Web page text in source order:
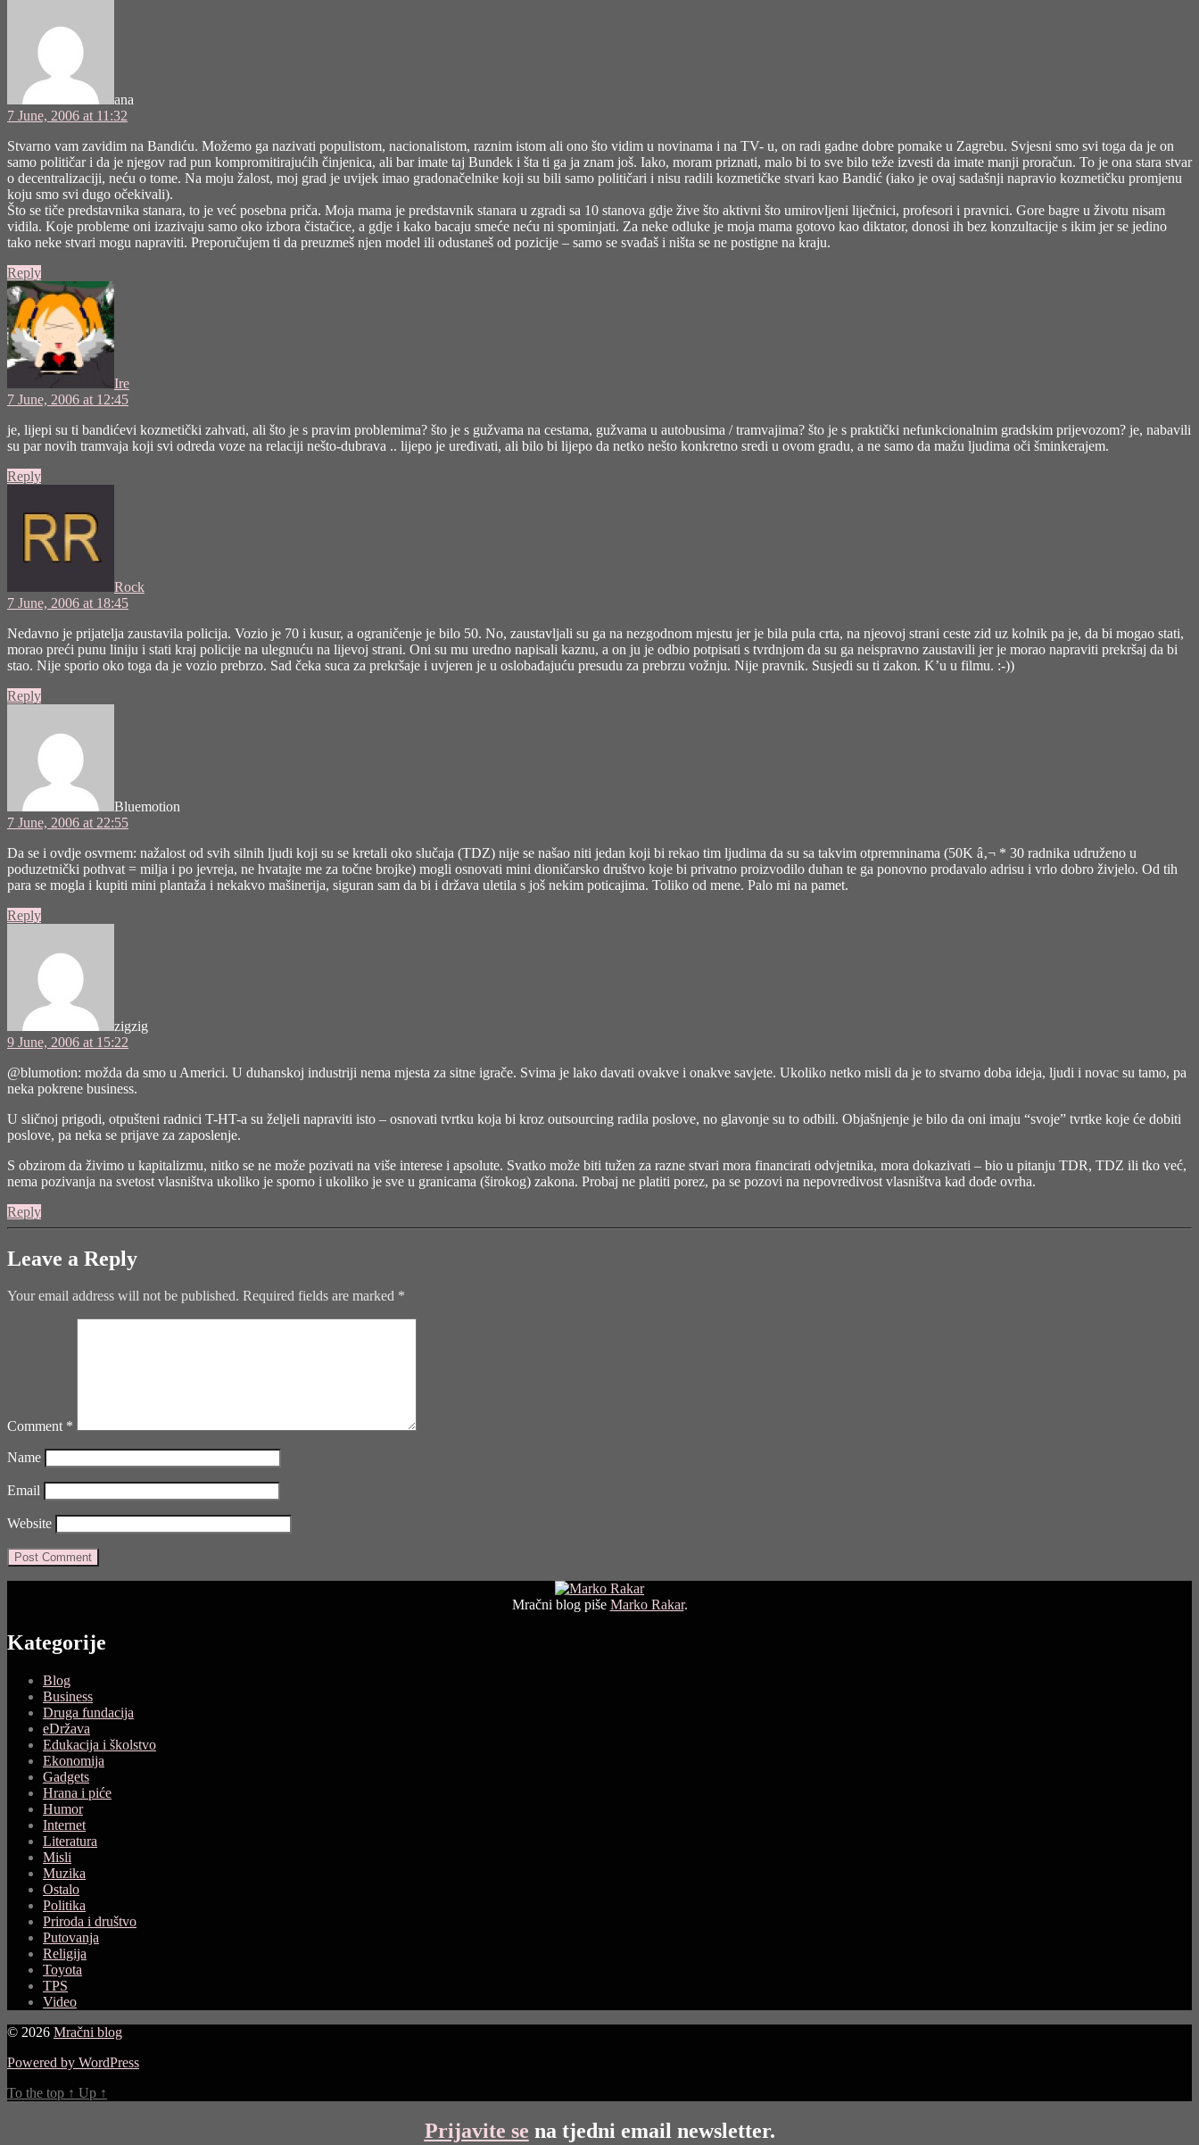
ana
7 June, 2006 at 11:32
Stvarno vam zavidim na Bandiću. Možemo ga nazivati populistom, nacionalistom, raznim istom ali ono što vidim u novinama i na TV- u, on radi gadne dobre pomake u Zagrebu. Svjesni smo svi toga da je on
samo političar i da je njegov rad pun kompromitirajućih činjenica, ali bar imate taj Bundek i šta ti ga ja znam još. Iako, moram priznati, malo bi to sve bilo teže izvesti da imate manji proračun. To je ona stara stvar
o decentralizaciji, neću o tome. Na moju žalost, moj grad je uvijek imao gradonačelnike koji su bili samo političari i nisu radili kozmetičke stvari kao Bandić (iako je ovaj sadašnji napravio kozmetičku promjenu
koju smo svi dugo očekivali).
Što se tiče predstavnika stanara, to je već posebna priča. Moja mama je predstavnik stanara u zgradi sa 10 stanova gdje žive što aktivni što umirovljeni liječnici, profesori i pravnici. Gore bagre u životu nisam
vidila. Koje probleme oni izazivaju samo oko izbora čistačice, a gdje i kako bacaju smeće neću ni spominjati. Za neke odluke je moja mama gotovo kao diktator, donosi ih bez konzultacije s ikim jer se jedino
tako neke stvari mogu napraviti. Preporučujem ti da preuzmeš njen model ili odustaneš od pozicije – samo se svađaš i ništa se ne postigne na kraju.
Reply
Ire
7 June, 2006 at 12:45
je, lijepi su ti bandićevi kozmetički zahvati, ali što je s pravim problemima? što je s gužvama na cestama, gužvama u autobusima / tramvajima? što je s praktički nefunkcionalnim gradskim prijevozom? je, nabavili
su par novih tramvaja koji svi odreda voze na relaciji nešto-dubrava .. lijepo je uređivati, ali bilo bi lijepo da netko nešto konkretno sredi u ovom gradu, a ne samo da mažu ljudima oči šminkerajem.
Reply
Rock
7 June, 2006 at 18:45
Nedavno je prijatelja zaustavila policija. Vozio je 70 i kusur, a ograničenje je bilo 50. No, zaustavljali su ga na nezgodnom mjestu jer je bila pula crta, na njeovoj strani ceste zid uz kolnik pa je, da bi mogao stati,
morao preći punu liniju i stati kraj policije na ulegnuću na lijevoj strani. Oni su mu uredno napisali kaznu, a on ju je odbio potpisati s tvrdnjom da su ga neispravno zaustavili jer je morao napraviti prekršaj da bi
stao. Nije sporio oko toga da je vozio prebrzo. Sad čeka suca za prekršaje i uvjeren je u oslobađajuću presudu za prebrzu vožnju. Nije pravnik. Susjedi su ti zakon. K’u u filmu. :-))
Reply
Bluemotion
7 June, 2006 at 22:55
Da se i ovdje osvrnem: nažalost od svih silnih ljudi koji su se kretali oko slučaja (TDZ) nije se našao niti jedan koji bi rekao tim ljudima da su sa takvim otpremninama (50K â‚¬ * 30 radnika udruženo u
poduzetnički pothvat = milja i po jevreja, ne hvatajte me za točne brojke) mogli osnovati mini dioničarsko društvo koje bi privatno proizvodilo duhan te ga ponovno prodavalo adrisu i vrlo dobro živjelo. Od tih
para se mogla i kupiti mini plantaža i nekakvo mašinerija, siguran sam da bi i država uletila s još nekim poticajima. Toliko od mene. Palo mi na pamet.
Reply
zigzig
9 June, 2006 at 15:22
@blumotion: možda da smo u Americi. U duhanskoj industriji nema mjesta za sitne igrače. Svima je lako davati ovakve i onakve savjete. Ukoliko netko misli da je to stvarno doba ideja, ljudi i novac su tamo, pa
neka pokrene business.
U sličnoj prigodi, otpušteni radnici T-HT-a su željeli napraviti isto – osnovati tvrtku koja bi kroz outsourcing radila poslove, no glavonje su to odbili. Objašnjenje je bilo da oni imaju “svoje” tvrtke koje će dobiti
poslove, pa neka se prijave za zaposlenje.
S obzirom da živimo u kapitalizmu, nitko se ne može pozivati na više interese i apsolute. Svatko može biti tužen za razne stvari mora financirati odvjetnika, mora dokazivati – bio u pitanju TDR, TDZ ili tko već,
nema pozivanja na svetost vlasništva ukoliko je sporno i ukoliko je sve u granicama (širokog) zakona. Probaj ne platiti porez, pa se pozovi na nepovredivost vlasništva kad dođe ovrha.
Reply
Leave a Reply
Your email address will not be published. Required fields are marked *
Comment *
Name
Email
Website
Mračni blog piše Marko Rakar.
Kategorije
Blog
Business
Druga fundacija
eDržava
Edukacija i školstvo
Ekonomija
Gadgets
Hrana i piće
Humor
Internet
Literatura
Misli
Muzika
Ostalo
Politika
Priroda i društvo
Putovanja
Religija
Toyota
TPS
Video
© 2026 Mračni blog
Powered by WordPress
To the top ↑ Up ↑
Prijavite se na tjedni email newsletter.